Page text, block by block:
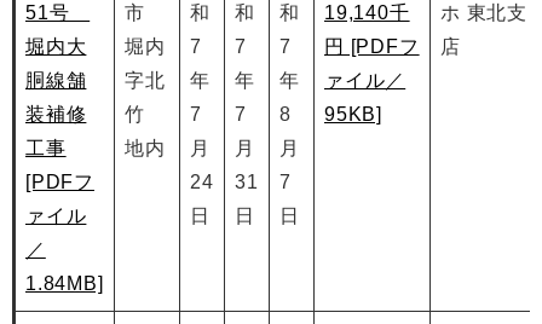
51号
堀内大
胴線舗
装補修
工事
[PDFフ
ァイル
／
1.84MB]
市
堀内
字北
竹
地内
和
7
年
7
月
24
日
和
7
年
7
月
31
日
和
7
年
8
月
7
日
19,140千
円 [PDFフ
ァイル／
95KB]
ホ 東北支
店